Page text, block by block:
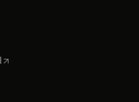
in a new tab
tab
opens in a new tab
a new tab